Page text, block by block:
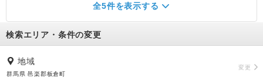
全5件を表示する
検索エリア・条件の変更
地域
群馬県 邑楽郡板倉町
変更